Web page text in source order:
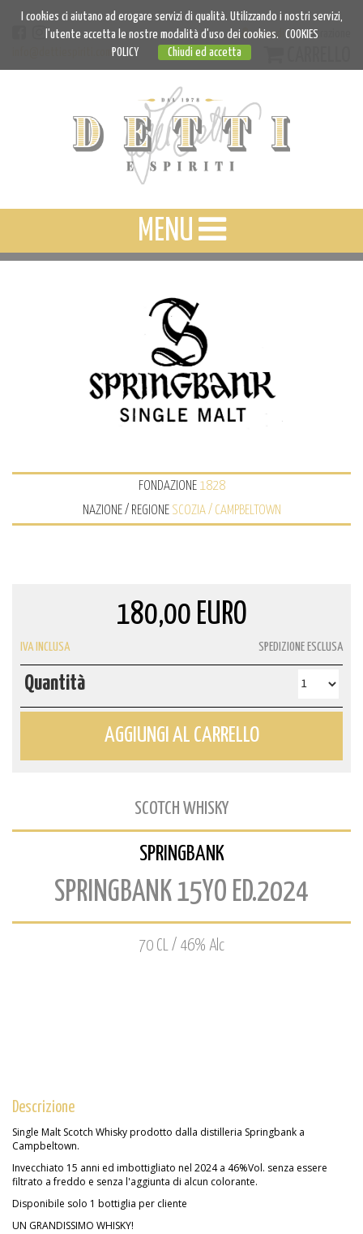
info@dettiespiriti.com
Accedi Registrazione
MENU
FONDAZIONE 1828
NAZIONE / REGIONE SCOZIA / CAMPBELTOWN
180,00 EURO
IVA INCLUSA SPEDIZIONE ESCLUSA
Quantità
AGGIUNGI AL CARRELLO
SCOTCH WHISKY
SPRINGBANK
SPRINGBANK 15YO ED.2024
70 CL / 46% Alc
Descrizione
Single Malt Scotch Whisky prodotto dalla distilleria Springbank a
Campbeltown.
Invecchiato 15 anni ed imbottigliato nel 2024 a 46%Vol. senza essere
filtrato a freddo e senza l'aggiunta di alcun colorante.
Disponibile solo 1 bottiglia per cliente
UN GRANDISSIMO WHISKY!
I cookies ci aiutano ad erogare servizi di qualità. Utilizzando i nostri servizi,
l'utente accetta le nostre modalità d'uso dei cookies. COOKIES
POLICY
Chiudi ed accetta